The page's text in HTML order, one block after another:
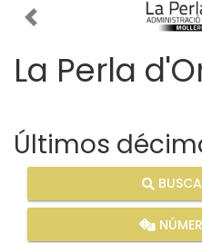
Imagen anterior
La Perla
Últimos